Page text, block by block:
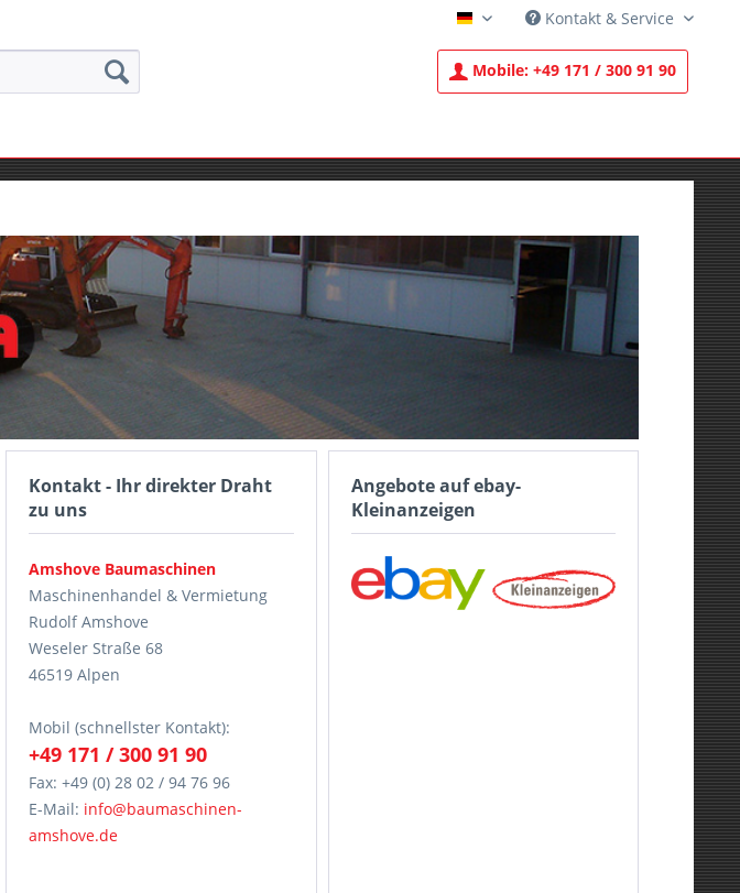
Deutsch Kontakt & Service
Mobile: +49 171 / 300 91 90
Angebote auf ebay-
Kleinanzeigen
Kontakt - Ihr direkter Draht
zu uns
Amshove Baumaschinen
Maschinenhandel & Vermietung
Rudolf Amshove
Weseler Straße 68
46519 Alpen
Mobil (schnellster Kontakt):
+49 171 / 300 91 90
Fax: +49 (0) 28 02 / 94 76 96
E-Mail: info@baumaschinen-
amshove.de